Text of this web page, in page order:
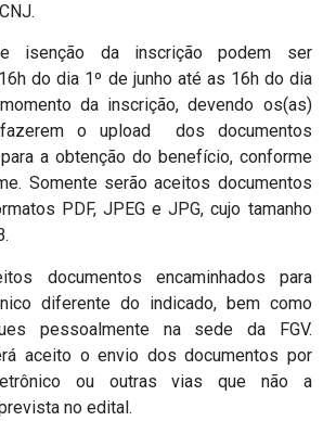
isenção da inscrição podem ser
do dia 1º de junho até as 16h do dia
da inscrição, devendo os(as)
fazerem o upload dos documentos
a obtenção do benefício, conforme
Somente serão aceitos documentos
PDF, JPEG e JPG, cujo tamanho
documentos encaminhados para
diferente do indicado, bem como
pessoalmente na sede da FGV.
aceito o envio dos documentos por
ou outras vias que não a
no edital.